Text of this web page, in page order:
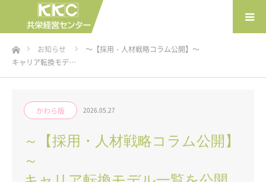
ホームお知らせ
～【採用・人材戦略コラム公開】～
キャリア転換モデ…
かわら版 2026.05.27
～【採用・人材戦略コラム公開】
～